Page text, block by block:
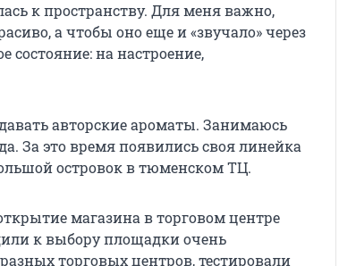
к пространству. Для меня важно,
а чтобы оно еще и «звучало» через
на настроение,
авторские ароматы. Занимаюсь
За это время появились своя линейка
островок в тюменском ТЦ.
магазина в торговом центре
к выбору площадки очень
торговых центров, тестировали